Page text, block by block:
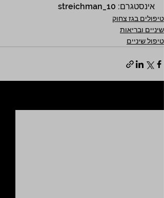
אינסטגרם: streichman_10
טיפולים בגז צחוק
שיניים ובריאות
טיפול שיניים